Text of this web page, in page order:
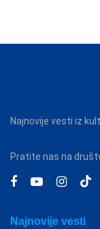
Najnovije vesti iz
Pratite nas na
Najnovije vesti